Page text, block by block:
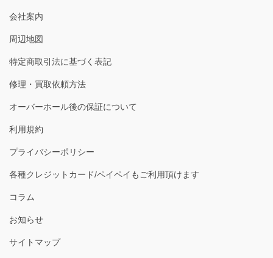
会社案内
周辺地図
特定商取引法に基づく表記
修理・買取依頼方法
オーバーホール後の保証について
利用規約
プライバシーポリシー
各種クレジットカード/ペイペイもご利用頂けます
コラム
お知らせ
サイトマップ